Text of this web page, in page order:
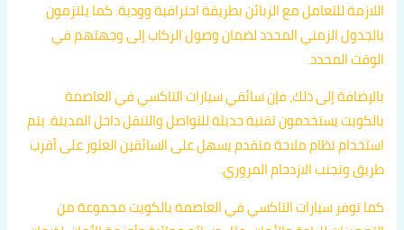
اللازمة للتعامل مع الزبائن بطريقة احترافية وودية. كما يلتزمون
بالجدول الزمني المحدد لضمان وصول الركاب إلى وجهتهم في
الوقت المحدد.
بالإضافة إلى ذلك، فإن سائقي سيارات التاكسي في العاصمة
بالكويت يستخدمون تقنية حديثة للتواصل والتنقل داخل المدينة. يتم
استخدام نظام ملاحة متقدم يسهل على السائقين العثور على أقرب
طريق وتجنب الازدحام المروري.
كما توفر سيارات التاكسي في العاصمة بالكويت مجموعة من